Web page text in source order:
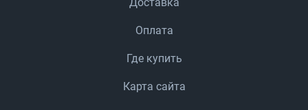
Оплата
Где купить
Карта сайта